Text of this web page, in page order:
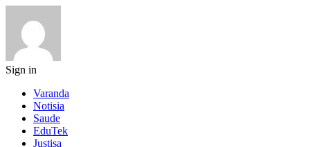
Sign in
Varanda
Notisia
Saude
EduTek
Justisa